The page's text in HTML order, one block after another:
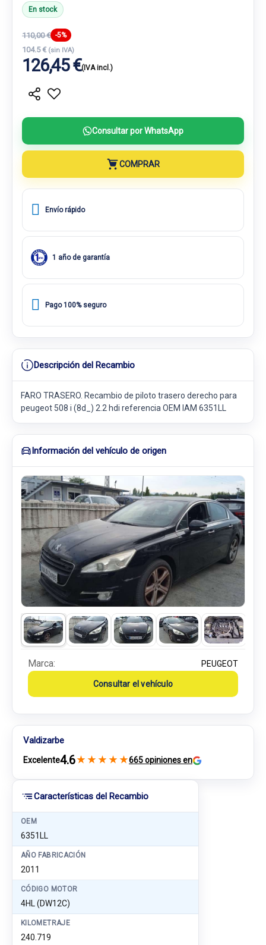
Características del Recambio
OEM
6351LL
AÑO FABRICACIÓN
2011
CÓDIGO MOTOR
4HL (DW12C)
KILOMETRAJE
240.719
En stock
110,00 € -5%
104.5 € (sin IVA)
126,45 €(IVA incl.)
Consultar por WhatsApp
COMPRAR
Envío rápido
1 año de garantía
Pago 100% seguro
Descripción del Recambio
FARO TRASERO. Recambio de piloto trasero derecho para
peugeot 508 i (8d_) 2.2 hdi referencia OEM IAM 6351LL
Información del vehículo de origen
Marca: PEUGEOT
Consultar el vehículo
Valdizarbe
Excelente4.6★ ★ ★ ★ ★665 opiniones en